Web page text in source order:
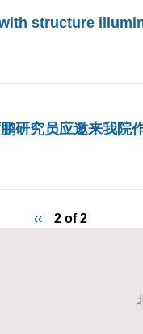
structure
研究员应邀来我院
‹‹ 2 of 2